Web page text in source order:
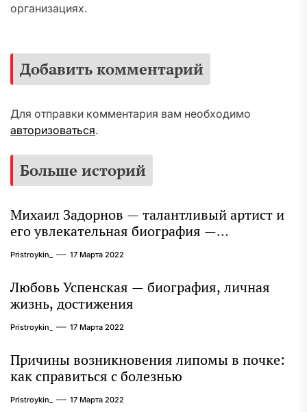
организациях.
Добавить комментарий
Для отправки комментария вам необходимо
авторизоваться.
Больше историй
Михаил Задорнов — талантливый артист и
его увлекательная биография —
выдающиеся достижения, известность и
интересные факты из личной жизни!
Pristroykin_ 17 Марта 2022
Любовь Успенская — биография, личная
жизнь, достижения
Pristroykin_ 17 Марта 2022
Причины возникновения липомы в почке:
как справиться с болезнью
Pristroykin_ 17 Марта 2022